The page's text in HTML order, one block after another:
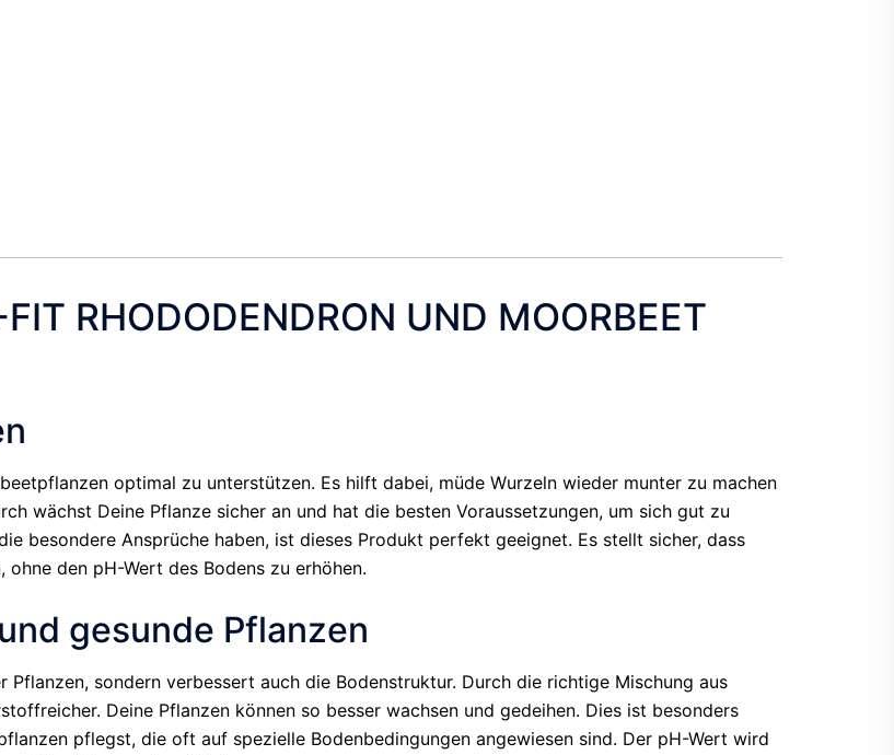
RHODODENDRON UND MOORBEET
optimal zu unterstützen. Es hilft dabei, müde Wurzeln wieder munter zu machen
wächst Deine Pflanze sicher an und hat die besten Voraussetzungen, um sich gut zu
besondere Ansprüche haben, ist dieses Produkt perfekt geeignet. Es stellt sicher, dass
den pH-Wert des Bodens zu erhöhen.
gesunde Pflanzen
sondern verbessert auch die Bodenstruktur. Durch die richtige Mischung aus
Deine Pflanzen können so besser wachsen und gedeihen. Dies ist besonders
pflegst, die oft auf spezielle Bodenbedingungen angewiesen sind. Der pH-Wert wird